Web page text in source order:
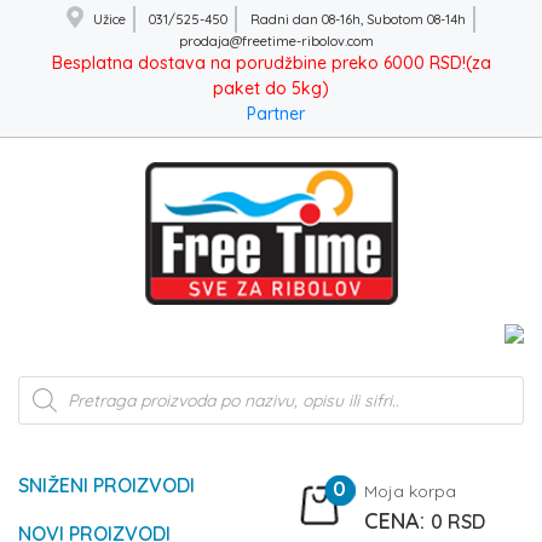
Užice 031/525-450
Radni dan 08-16h, Subotom 08-14h
prodaja@freetime-ribolov.com
Besplatna dostava na porudžbine preko 6000 RSD!(za
paket do 5kg)
Partner
Products
search
SNIŽENI PROIZVODI
NOVI PROIZVODI
0 Moja korpa
0 RSD